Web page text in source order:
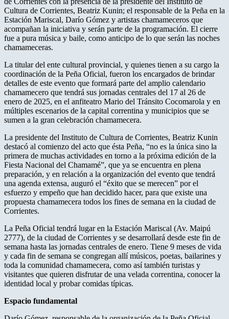
Cultura de Corrientes, Beatriz Kunin; el responsable de la Peña en la
Estación Mariscal, Darío Gómez y artistas chamameceros que
acompañan la iniciativa y serán parte de la programación. El cierre
fue a pura música y baile, como anticipo de lo que serán las noches
chamameceras.
La titular del ente cultural provincial, y quienes tienen a su cargo la
coordinación de la Peña Oficial, fueron los encargados de brindar
detalles de este evento que formará parte del amplio calendario
chamamecero que tendrá sus jornadas centrales del 17 al 26 de
enero de 2025, en el anfiteatro Mario del Tránsito Cocomarola y en
múltiples escenarios de la capital correntina y municipios que se
sumen a la gran celebración chamamecera.
La presidente del Instituto de Cultura de Corrientes, Beatriz Kunin
destacó al comienzo del acto que ésta Peña, “no es la única sino la
primera de muchas actividades en torno a la próxima edición de la
Fiesta Nacional del Chamamé”, que ya se encuentra en plena
preparación, y en relación a la organización del evento que tendrá
una agenda extensa, auguró el “éxito que se merecen” por el
esfuerzo y empeño que han decidido hacer, para que existe una
propuesta chamamecera todos los fines de semana en la ciudad de
Corrientes.
La Peña Oficial tendrá lugar en la Estación Mariscal (Av. Maipú
2777), de la ciudad de Corrientes y se desarrollará desde este fin de
semana hasta las jornadas centrales de enero. Tiene 9 meses de vida
y cada fin de semana se congregan allí músicos, poetas, bailarines y
toda la comunidad chamamecera, como así también turistas y
visitantes que quieren disfrutar de una velada correntina, conocer la
identidad local y probar comidas típicas.
Espacio fundamental